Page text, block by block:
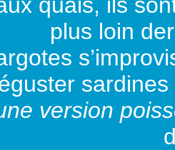
plus loin
version